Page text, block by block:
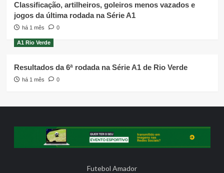
Classificação, artilheiros, goleiros menos vazados e
jogos da última rodada na Série A1
há 1 mês 0
A1 Rio Verde
Resultados da 6ª rodada na Série A1 de Rio Verde
há 1 mês 0
Futebol Amador